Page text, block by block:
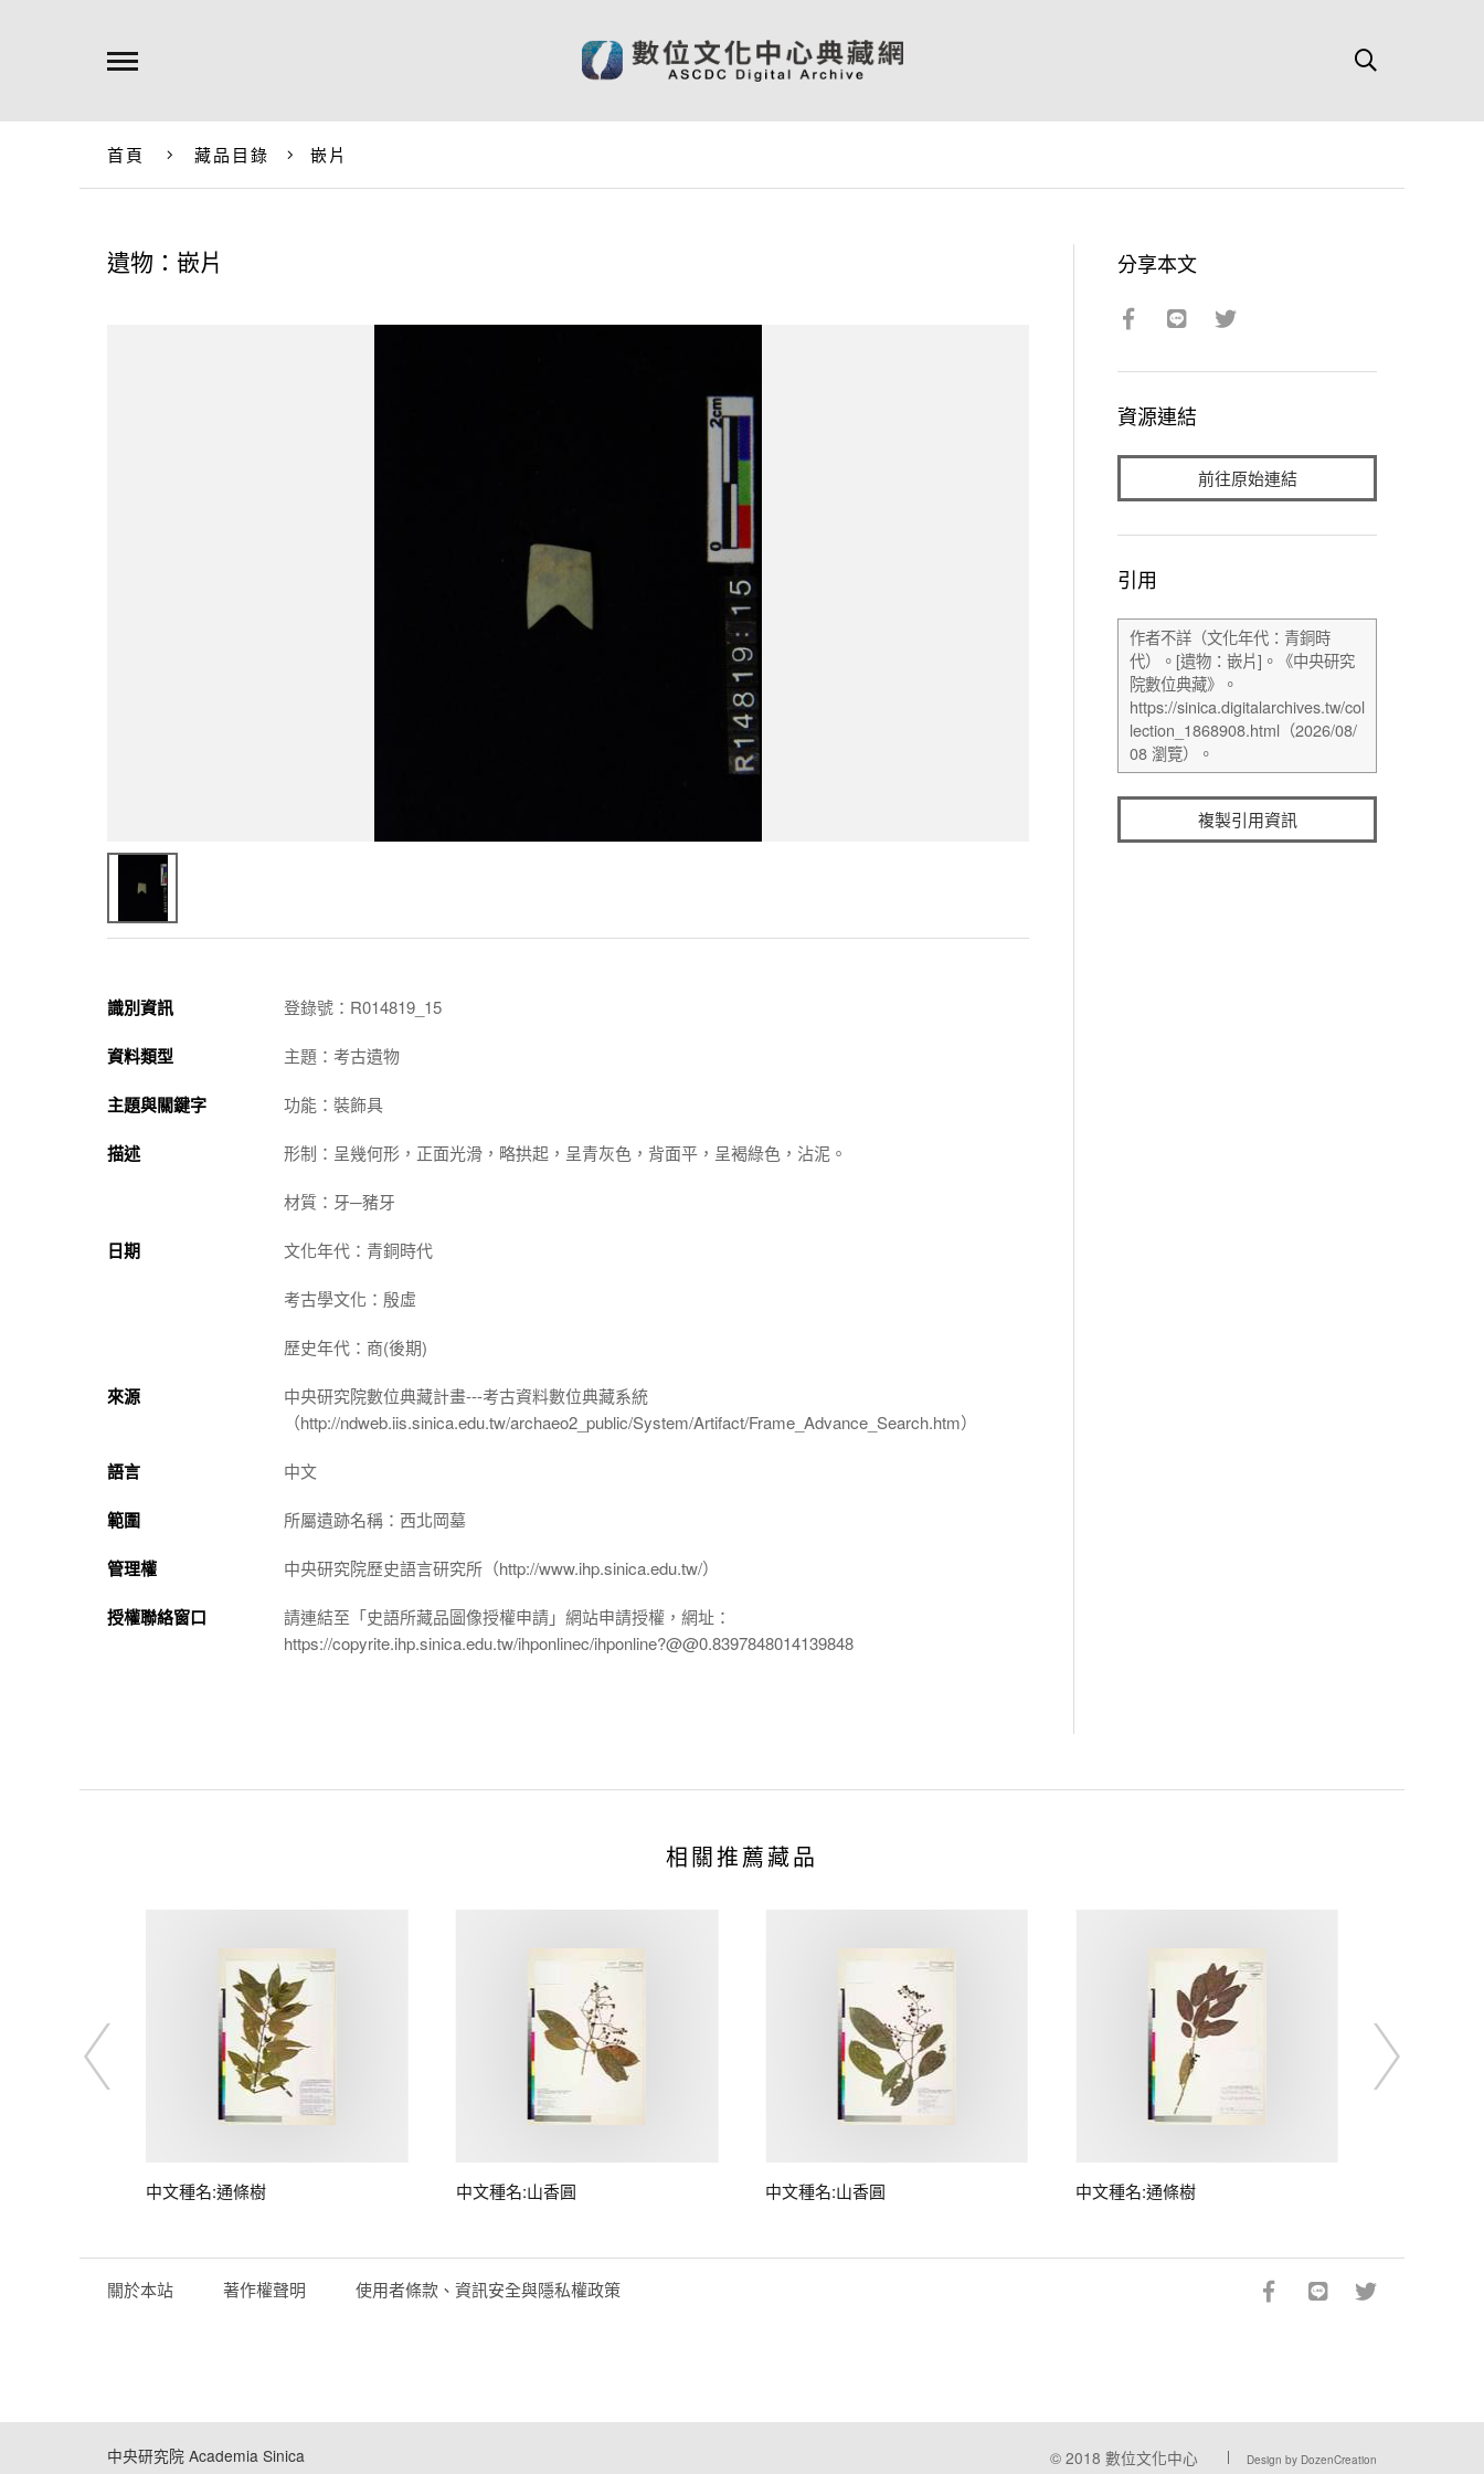
首頁 藏品目錄 嵌片
遺物：嵌片
識別資訊 登錄號：R014819_15
資料類型 主題：考古遺物
主題與關鍵字 功能：裝飾具
描述 形制：呈幾何形，正面光滑，略拱起，呈青灰色，背面平，呈褐綠色，沾泥。
材質：牙─豬牙
日期 文化年代：青銅時代
考古學文化：殷虛
歷史年代：商(後期)
來源
中央研究院數位典藏計畫---考古資料數位典藏系統
（http://ndweb.iis.sinica.edu.tw/archaeo2_public/System/Artifact/Frame_Advance_Search.htm）
語言 中文
範圍 所屬遺跡名稱：西北岡墓
管理權 中央研究院歷史語言研究所（http://www.ihp.sinica.edu.tw/）
授權聯絡窗口
請連結至「史語所藏品圖像授權申請」網站申請授權，網址：
https://copyrite.ihp.sinica.edu.tw/ihponlinec/ihponline?@@0.8397848014139848
分享本文
資源連結
前往原始連結
引用
複製引用資訊
相關推薦藏品
中文種名:通條樹 中文種名:山香圓 中文種名:山香圓 中文種名:通條樹
關於本站 著作權聲明 使用者條款、資訊安全與隱私權政策
中央研究院 Academia Sinica © 2018 數位文化中心 Design by DozenCreation